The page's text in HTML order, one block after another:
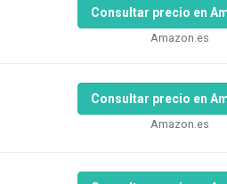
Consultar precio en
Amazon.es
Consultar precio en
Amazon.es